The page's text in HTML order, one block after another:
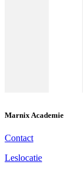
Marnix Academie
Contact
Leslocatie